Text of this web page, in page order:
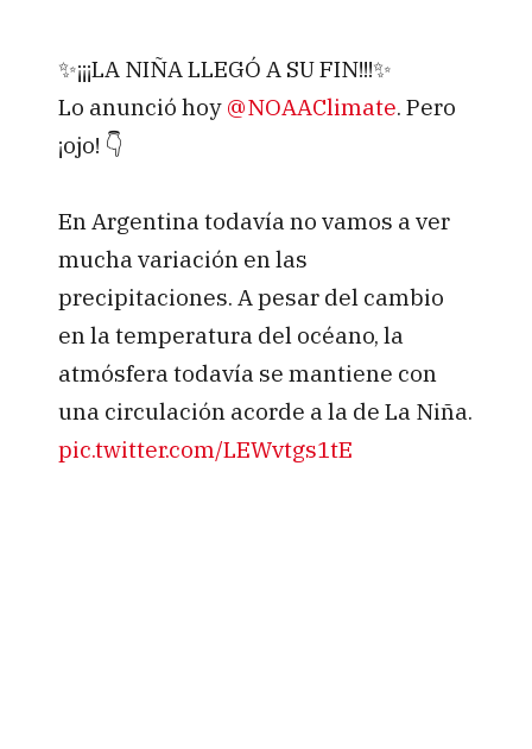
✨¡¡¡LA NIÑA LLEGÓ A SU FIN!!!✨
Lo anunció hoy @NOAAClimate. Pero
¡ojo! 👇
En Argentina todavía no vamos a ver
mucha variación en las
precipitaciones. A pesar del cambio
en la temperatura del océano, la
atmósfera todavía se mantiene con
una circulación acorde a la de La Niña.
pic.twitter.com/LEWvtgs1tE